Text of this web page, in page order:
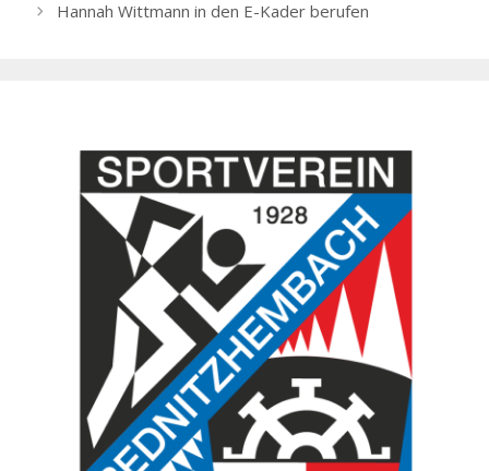
Hannah Wittmann in den E-Kader berufen